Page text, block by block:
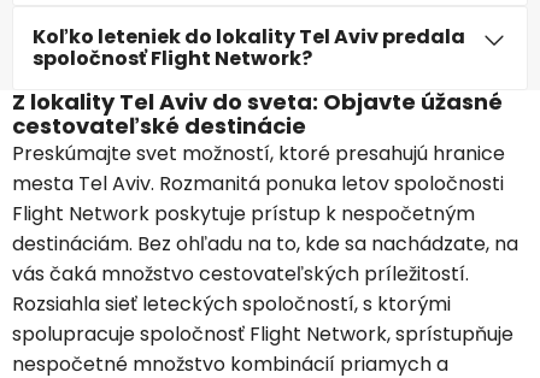
Koľko leteniek do lokality Tel Aviv predala
spoločnosť Flight Network?
Z lokality Tel Aviv do sveta: Objavte úžasné
cestovateľské destinácie
Preskúmajte svet možností, ktoré presahujú hranice
mesta Tel Aviv. Rozmanitá ponuka letov spoločnosti
Flight Network poskytuje prístup k nespočetným
destináciám. Bez ohľadu na to, kde sa nachádzate, na
vás čaká množstvo cestovateľských príležitostí.
Rozsiahla sieť leteckých spoločností, s ktorými
spolupracuje spoločnosť Flight Network, sprístupňuje
nespočetné množstvo kombinácií priamych a